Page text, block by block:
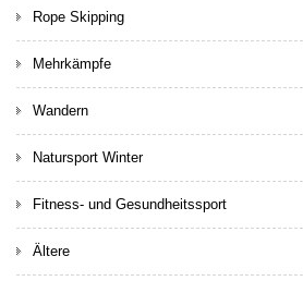
Rope Skipping
Mehrkämpfe
Wandern
Natursport Winter
Fitness- und Gesundheitssport
Ältere